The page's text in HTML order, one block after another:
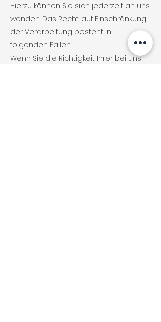
Hierzu können Sie sich jederzeit an uns
wenden. Das Recht auf Einschränkung
der Verarbeitung besteht in
folgenden Fällen:
Wenn Sie die Richtigkeit Ihrer bei uns